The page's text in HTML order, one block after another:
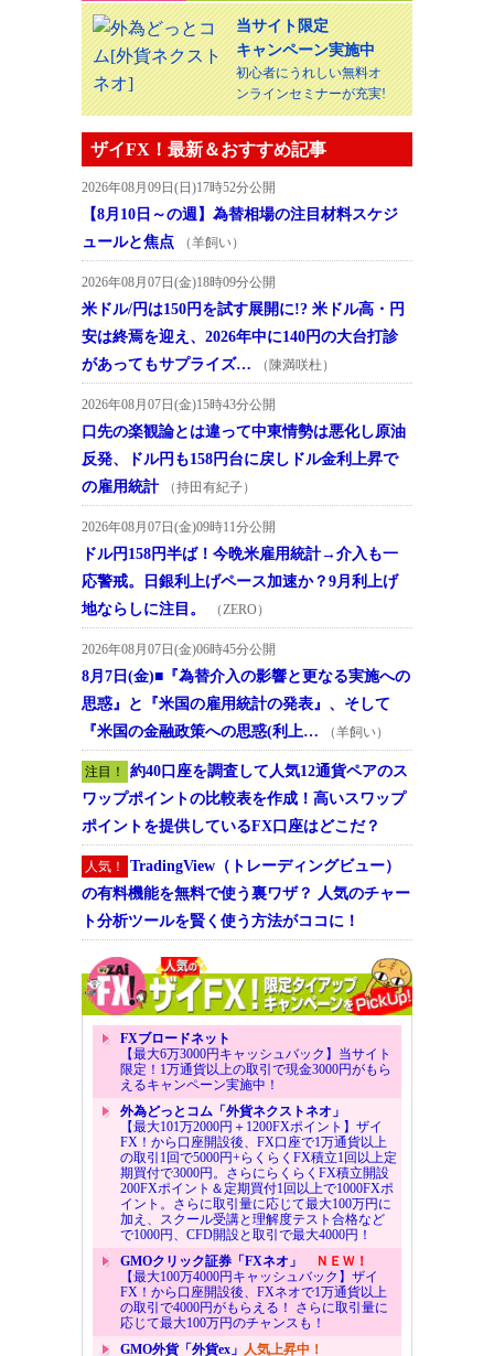
当サイト限定
キャンペーン実施中
初心者にうれしい無料オ
ンラインセミナーが充実!
ザイFX！最新＆おすすめ記事
2026年08月09日(日)17時52分公開
【8月10日～の週】為替相場の注目材料スケジ
ュールと焦点
（羊飼い）
2026年08月07日(金)18時09分公開
米ドル/円は150円を試す展開に!? 米ドル高・円
安は終焉を迎え、2026年中に140円の大台打診
があってもサプライズ…
（陳満咲杜）
2026年08月07日(金)15時43分公開
口先の楽観論とは違って中東情勢は悪化し原油
反発、ドル円も158円台に戻しドル金利上昇で
の雇用統計
（持田有紀子）
2026年08月07日(金)09時11分公開
ドル円158円半ば！今晩米雇用統計→介入も一
応警戒。日銀利上げペース加速か？9月利上げ
地ならしに注目。
（ZERO）
2026年08月07日(金)06時45分公開
8月7日(金)■『為替介入の影響と更なる実施への
思惑』と『米国の雇用統計の発表』、そして
『米国の金融政策への思惑(利上…
（羊飼い）
注目！
約40口座を調査して人気12通貨ペアのス
ワップポイントの比較表を作成！高いスワップ
ポイントを提供しているFX口座はどこだ？
人気！
TradingView（トレーディングビュー）
の有料機能を無料で使う裏ワザ？ 人気のチャー
ト分析ツールを賢く使う方法がココに！
FXブロードネット
【最大6万3000円キャッシュバック】当サイト
限定！1万通貨以上の取引で現金3000円がもら
えるキャンペーン実施中！
外為どっとコム「外貨ネクストネオ」
【最大101万2000円＋1200FXポイント】ザイ
FX！から口座開設後、FX口座で1万通貨以上
の取引1回で5000円+らくらくFX積立1回以上定
期買付で3000円。さらにらくらくFX積立開設
200FXポイント＆定期買付1回以上で1000FXポ
イント。さらに取引量に応じて最大100万円に
加え、スクール受講と理解度テスト合格など
で1000円、CFD開設と取引で最大4000円！
GMOクリック証券「FXネオ」
ＮＥＷ！
【最大100万4000円キャッシュバック】ザイ
FX！から口座開設後、FXネオで1万通貨以上
の取引で4000円がもらえる！ さらに取引量に
応じて最大100万円のチャンスも！
GMO外貨「外貨ex」 人気上昇中！